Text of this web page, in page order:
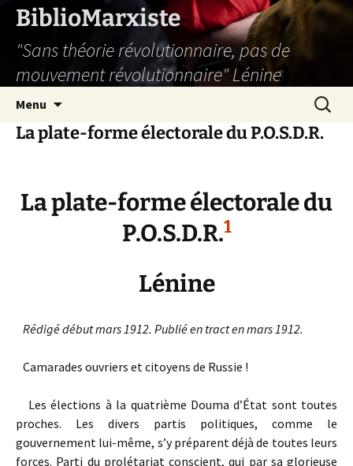
Aller
contenu
BiblioMarxiste
"Sans théorie révolutionnaire, pas de
mouvement révolutionnaire" Lénine
Menu
La plate-forme électorale du P.O.S.D.R.
La plate-forme électorale du
P.O.S.D.R.1
Lénine
Rédigé début mars 1912. Publié en tract en mars 1912.
Camarades ouvriers et citoyens de Russie !
Les élections à la quatrième Douma d’État sont toutes
proches. Les divers partis politiques, comme le
gouvernement lui-même, s’y préparent déjà de toutes leurs
forces. Parti du prolétariat conscient, qui par sa glorieuse